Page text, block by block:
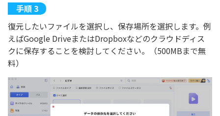
復元したいファイルを選択し、保存場所を選択します。例
えばGoogle DriveまたはDropboxなどのクラウドディス
クに保存することを検討してください。（500MBまで無
料）